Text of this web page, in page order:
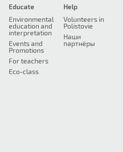
Educate
Environmental
education and
interpretation
Events and
Promotions
For teachers
Eco-class
Help
Volunteers in
Polistovie
Наши
партнёры